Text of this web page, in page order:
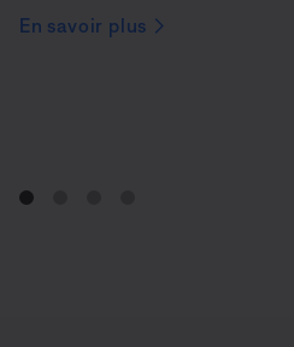
En savoir plus